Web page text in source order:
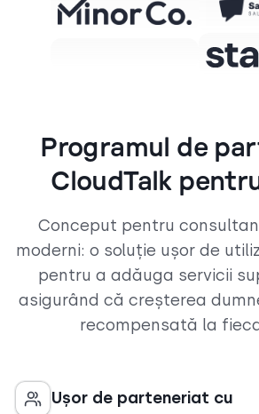
Programul de
CloudTalk
Conceput pentru
moderni: o soluție ușor de
pentru a adăuga servicii
asigurând că creșterea
recompensată la
Ușor de parteneriat cu